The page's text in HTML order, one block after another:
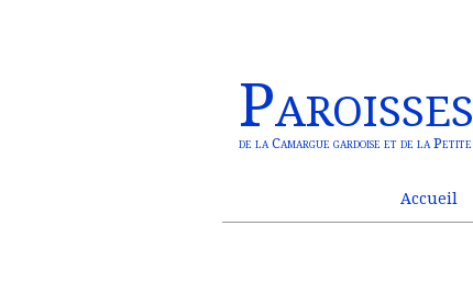
Paroisses
de la Camargue gardoise et de la Petite
Accueil